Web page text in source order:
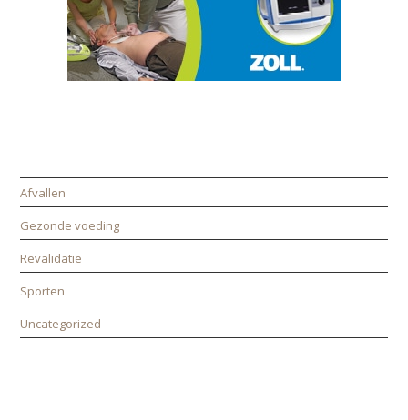
Afvallen
Gezonde voeding
Revalidatie
Sporten
Uncategorized